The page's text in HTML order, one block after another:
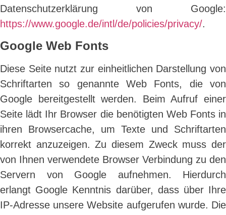
Datenschutzerklärung von Google:
https://www.google.de/intl/de/policies/privacy/.
Google Web Fonts
Diese Seite nutzt zur einheitlichen Darstellung von
Schriftarten so genannte Web Fonts, die von
Google bereitgestellt werden. Beim Aufruf einer
Seite lädt Ihr Browser die benötigten Web Fonts in
ihren Browsercache, um Texte und Schriftarten
korrekt anzuzeigen. Zu diesem Zweck muss der
von Ihnen verwendete Browser Verbindung zu den
Servern von Google aufnehmen. Hierdurch
erlangt Google Kenntnis darüber, dass über Ihre
IP-Adresse unsere Website aufgerufen wurde. Die